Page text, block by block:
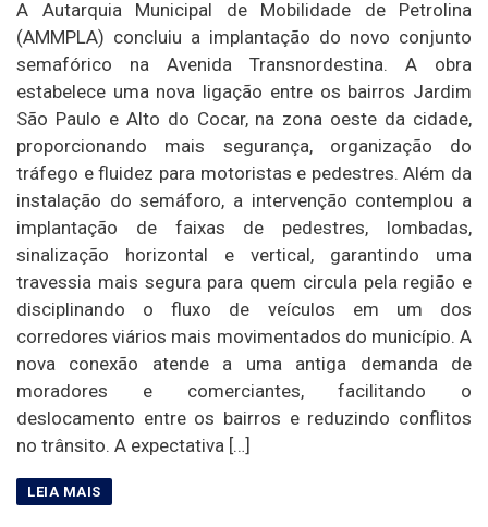
A Autarquia Municipal de Mobilidade de Petrolina
(AMMPLA) concluiu a implantação do novo conjunto
semafórico na Avenida Transnordestina. A obra
estabelece uma nova ligação entre os bairros Jardim
São Paulo e Alto do Cocar, na zona oeste da cidade,
proporcionando mais segurança, organização do
tráfego e fluidez para motoristas e pedestres. Além da
instalação do semáforo, a intervenção contemplou a
implantação de faixas de pedestres, lombadas,
sinalização horizontal e vertical, garantindo uma
travessia mais segura para quem circula pela região e
disciplinando o fluxo de veículos em um dos
corredores viários mais movimentados do município. A
nova conexão atende a uma antiga demanda de
moradores e comerciantes, facilitando o
deslocamento entre os bairros e reduzindo conflitos
no trânsito. A expectativa […]